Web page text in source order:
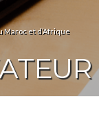
Maroc et d’Afrique